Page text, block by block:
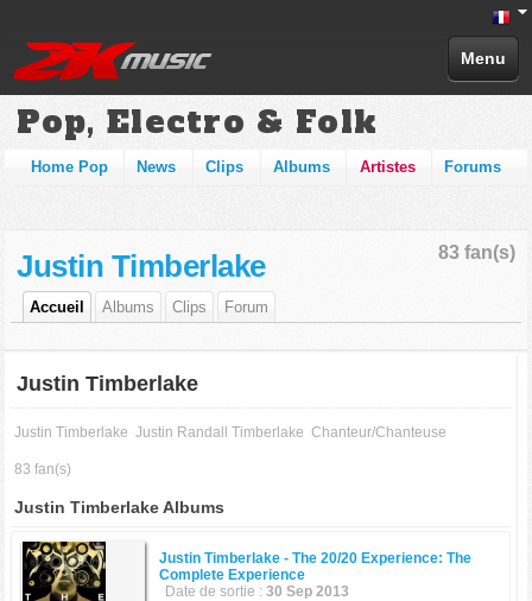
Menu
Pop, Electro & Folk
Home Pop News Clips Albums Artistes Forums
83 fan(s)
Justin Timberlake
Accueil Albums Clips Forum
Justin Timberlake
Justin Timberlake Justin Randall Timberlake Chanteur/Chanteuse
83 fan(s)
Justin Timberlake Albums
Justin Timberlake -The 20/20 Experience: The
Complete Experience
Date de sortie :30 Sep 2013